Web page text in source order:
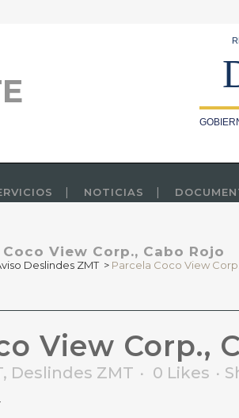
NOTICIAS
View Corp., Cabo Rojo
Deslindes ZMT > Parcela Coco View
View Corp.,
, Deslindes ZMT 0 Likes